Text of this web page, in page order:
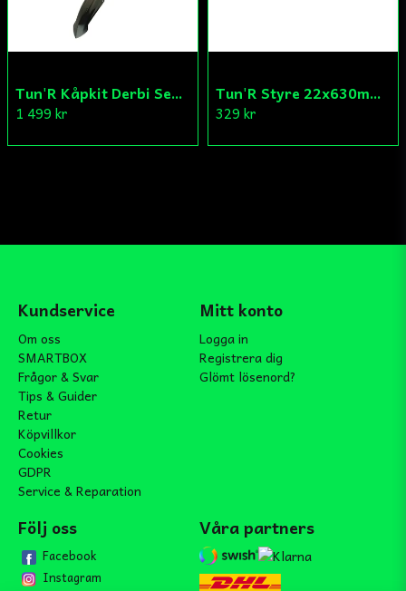
Tun'R Kåpkit Derbi Senda
1 499 kr
Tun'R Styre 22x630mm Vit
329 kr
Kundservice
Om oss
SMARTBOX
Frågor & Svar
Tips & Guider
Retur
Köpvillkor
Cookies
GDPR
Service & Reparation
Mitt konto
Logga in
Registrera dig
Glömt lösenord?
Följ oss
Facebook
Instagram
Våra partners